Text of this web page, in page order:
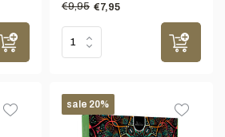
€9,95 €7,95
sale 20%